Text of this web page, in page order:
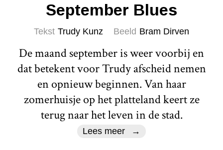
September Blues
Tekst Trudy Kunz Beeld Bram Dirven
De maand september is weer voorbij en
dat betekent voor Trudy afscheid nemen
en opnieuw beginnen. Van haar
zomerhuisje op het platteland keert ze
terug naar het leven in de stad.
Lees meer